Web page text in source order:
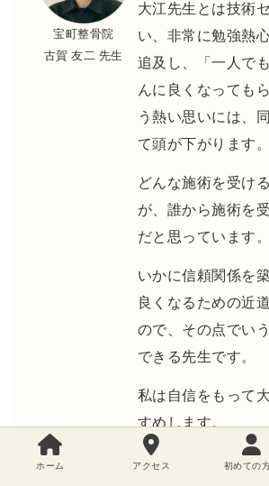
宝町整骨院
古賀 友二 先生
大江先生とは技術
い、非常に勉強熱
追及し、「一人で
んに良くなっても
う熱い思いには、
て頭が下がります。
どんな施術を受け
が、誰から施術を
だと思っています。
いかに信頼関係を
良くなるための近
ので、その点でい
できる先生です。
私は自信をもって
すめします。
ホーム アクセス 初めての